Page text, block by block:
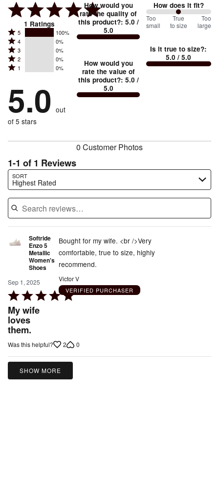
1 Ratings
Rated
5
stars
by
of
reviewers
5 100%
Rated
4
stars
by
of
reviewers
4 0%
Rated
3
stars
0%
of
reviewers
3 0%
Rated
2
by
0%
of
reviewers
2 0%
Rated
stars
by
0%
of
1 0%
5.0 out
of 5 stars
How would you
rate the quality of
this product?: 5.0 /
5.0
How would you
rate the value of
this product?: 5.0 /
5.0
How does it fit?
100
between
small
and
Too
small
True
to size
Too
large
Is it true to size?:
5.0 / 5.0
0 Customer Photos
1-1 of 1 Reviews
SORT
Highest Rated
Search reviews…
Softride
Enzo 5
Metallic
Women's
Shoes
Sep 1, 2025
Rated
5
out
of
5
My wife
loves
them.
Bought for my wife. <br />Very
comfortable, true to size, highly
recommend.
Victor V
VERIFIED PURCHASER
Was this helpful? 2 0
SHOW MORE